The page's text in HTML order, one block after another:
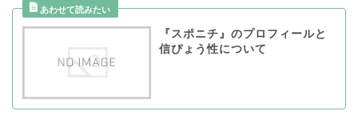
『スポニチ』のプロフィールと
信ぴょう性について